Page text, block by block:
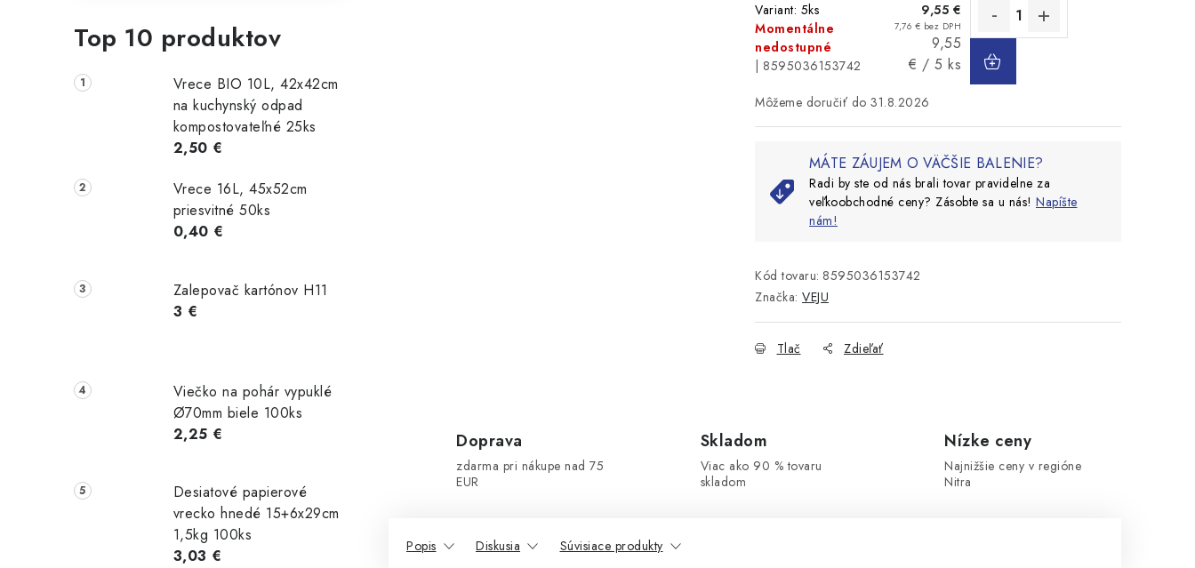
Top 10 produktov
Vrece BIO 10L, 42x42cm
na kuchynský odpad
kompostovateľné 25ks
2,50 €
Vrece 16L, 45x52cm
priesvitné 50ks
0,40 €
Zalepovač kartónov H11
3 €
Viečko na pohár vypuklé
Ø70mm biele 100ks
2,25 €
Desiatové papierové
vrecko hnedé 15+6x29cm
1,5kg 100ks
3,03 €
Variant: 5ks
Momentálne
nedostupné
| 8595036153742
9,55 €
7,76 € bez DPH
Jednotková
cena:
9,55
€ / 5 ks
31.8.2026
MÁTE ZÁUJEM O VÄČŠIE BALENIE?
Radi by ste od nás brali tovar pravidelne za
veľkoobchodné ceny? Zásobte sa u nás! Napíšte
nám!
Kód tovaru: 8595036153742
Značka: VEJU
Tlač Zdieľať
Doprava
zdarma pri nákupe nad 75
EUR
Skladom
Viac ako 90 % tovaru
skladom
Nízke ceny
Najnižšie ceny v regióne
Nitra
Popis Diskusia Súvisiace produkty